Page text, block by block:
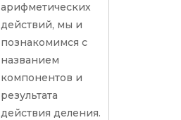
арифметических
действий, мы и
познакомимся с
названием
компонентов и
результата
действия деления.